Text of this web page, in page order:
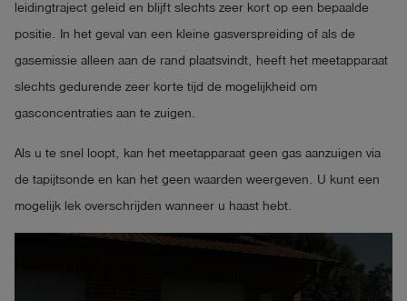
leidingtraject geleid en blijft slechts zeer kort op een bepaalde
positie. In het geval van een kleine gasverspreiding of als de
gasemissie alleen aan de rand plaatsvindt, heeft het meetapparaat
slechts gedurende zeer korte tijd de mogelijkheid om
gasconcentraties aan te zuigen.
Als u te snel loopt, kan het meetapparaat geen gas aanzuigen via
de tapijtsonde en kan het geen waarden weergeven. U kunt een
mogelijk lek overschrijden wanneer u haast hebt.